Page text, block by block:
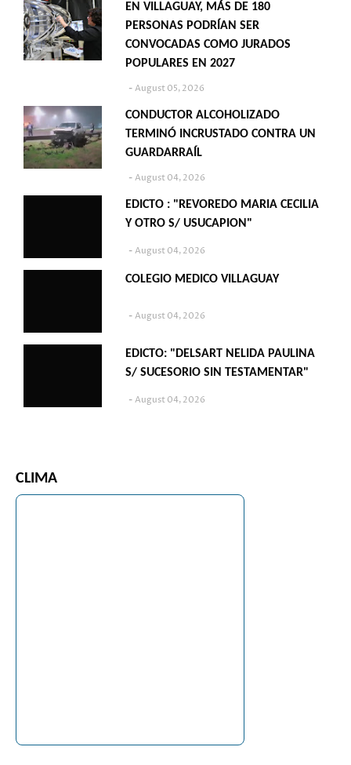
EN VILLAGUAY, MÁS DE 180
PERSONAS PODRÍAN SER
CONVOCADAS COMO JURADOS
POPULARES EN 2027
August 05, 2026
CONDUCTOR ALCOHOLIZADO
TERMINÓ INCRUSTADO CONTRA UN
GUARDARRAÍL
August 04, 2026
EDICTO : "REVOREDO MARIA CECILIA
Y OTRO S/ USUCAPION"
August 04, 2026
COLEGIO MEDICO VILLAGUAY
August 04, 2026
EDICTO: "DELSART NELIDA PAULINA
S/ SUCESORIO SIN TESTAMENTAR"
August 04, 2026
CLIMA